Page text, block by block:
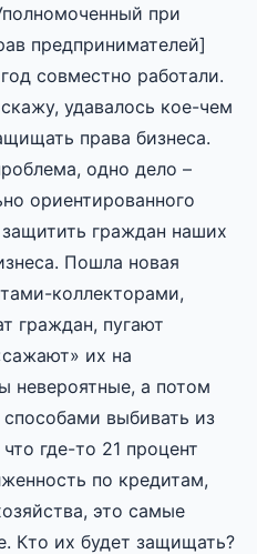
при
предпринимателей]
совместно работали.
удавалось кое-чем
права бизнеса.
одно дело –
ориентированного
граждан наших
Пошла новая
коллекторами,
граждан, пугают
их на
невероятные, а потом
выбивать из
где-то 21 процент
по кредитам,
это самые
Кто их будет защищать?